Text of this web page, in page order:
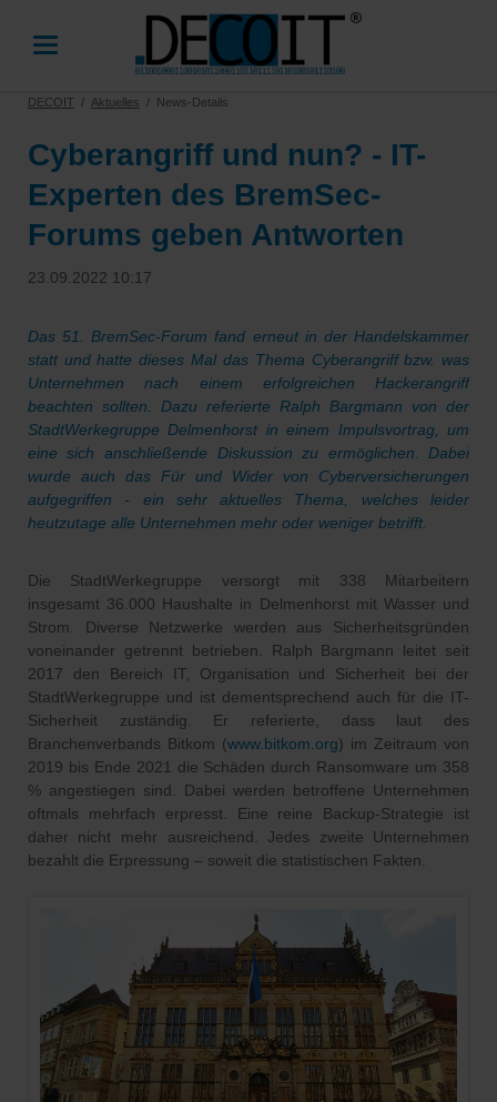
DECOIT Aktuelles News-Details
Cyberangriff und nun? - IT-
Experten des BremSec-
Forums geben Antworten
23.09.2022 10:17
Das 51. BremSec-Forum fand erneut in der Handelskammer
statt und hatte dieses Mal das Thema Cyberangriff bzw. was
Unternehmen nach einem erfolgreichen Hackerangriff
beachten sollten. Dazu referierte Ralph Bargmann von der
StadtWerkegruppe Delmenhorst in einem Impulsvortrag, um
eine sich anschließende Diskussion zu ermöglichen. Dabei
wurde auch das Für und Wider von Cyberversicherungen
aufgegriffen - ein sehr aktuelles Thema, welches leider
heutzutage alle Unternehmen mehr oder weniger betrifft.
Die StadtWerkegruppe versorgt mit 338 Mitarbeitern
insgesamt 36.000 Haushalte in Delmenhorst mit Wasser und
Strom. Diverse Netzwerke werden aus Sicherheitsgründen
voneinander getrennt betrieben. Ralph Bargmann leitet seit
2017 den Bereich IT, Organisation und Sicherheit bei der
StadtWerkegruppe und ist dementsprechend auch für die IT-
Sicherheit zuständig. Er referierte, dass laut des
Branchenverbands Bitkom (www.bitkom.org) im Zeitraum von
2019 bis Ende 2021 die Schäden durch Ransomware um 358
% angestiegen sind. Dabei werden betroffene Unternehmen
oftmals mehrfach erpresst. Eine reine Backup-Strategie ist
daher nicht mehr ausreichend. Jedes zweite Unternehmen
bezahlt die Erpressung – soweit die statistischen Fakten.